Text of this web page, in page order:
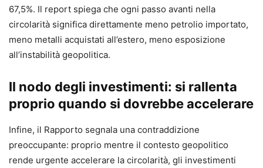
67,5%. Il report spiega che ogni passo avanti nella
circolarità significa direttamente meno petrolio importato,
meno metalli acquistati all’estero, meno esposizione
all’instabilità geopolitica.
Il nodo degli investimenti: si rallenta
proprio quando si dovrebbe accelerare
Infine, il Rapporto segnala una contraddizione
preoccupante: proprio mentre il contesto geopolitico
rende urgente accelerare la circolarità, gli investimenti